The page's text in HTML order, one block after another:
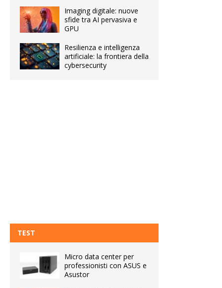
Imaging digitale: nuove
sfide tra AI pervasiva e
GPU
Resilienza e intelligenza
artificiale: la frontiera della
cybersecurity
TEST
Micro data center per
professionisti con ASUS e
Asustor